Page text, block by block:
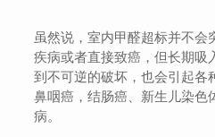
虽然说，室内甲醛超标并不会
疾病或者直接致癌，但长期吸
到不可逆的破坏，也会引起各
鼻咽癌，结肠癌、新生儿染色
病。